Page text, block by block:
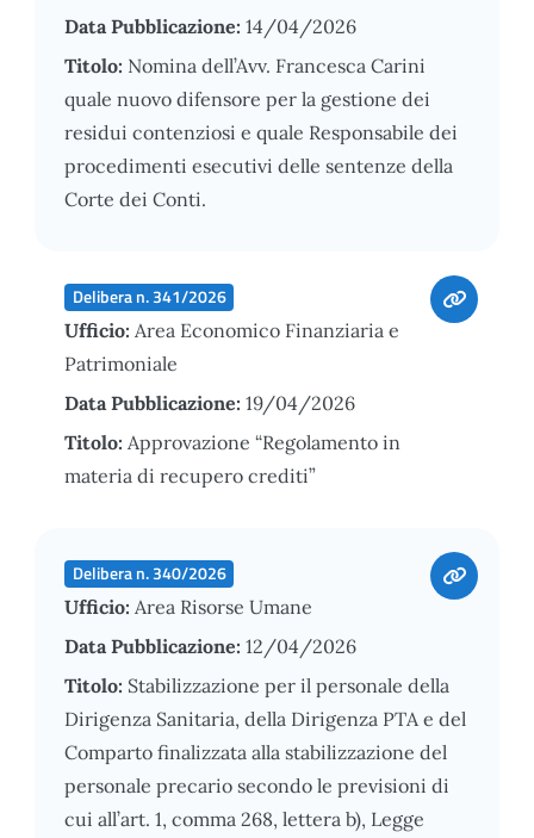
Data Pubblicazione: 14/04/2026
Titolo: Nomina dell’Avv. Francesca Carini
quale nuovo difensore per la gestione dei
residui contenziosi e quale Responsabile dei
procedimenti esecutivi delle sentenze della
Corte dei Conti.
Delibera n. 341/2026
Ufficio: Area Economico Finanziaria e
Patrimoniale
Data Pubblicazione: 19/04/2026
Titolo: Approvazione “Regolamento in
materia di recupero crediti”
Delibera n. 340/2026
Ufficio: Area Risorse Umane
Data Pubblicazione: 12/04/2026
Titolo: Stabilizzazione per il personale della
Dirigenza Sanitaria, della Dirigenza PTA e del
Comparto finalizzata alla stabilizzazione del
personale precario secondo le previsioni di
cui all’art. 1, comma 268, lettera b), Legge